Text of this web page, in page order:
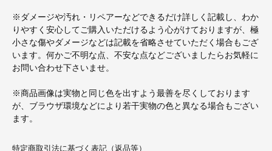
※ダメージや汚れ・リペアーなどできるだけ詳しく記載し、わか
りやすく安心してご購入いただけるよう心がけておりますが、極
小さな傷やダメージなどは記載を省略させていただく場合もござ
います。何かご不明な点、不安な点などございましたらお気軽に
お問い合わせ下さいませ。
※商品画像は実物と同じ色を出すよう最善を尽くしております
が、ブラウザ環境などにより若干実物の色と異なる場合もござい
ます。
特定商取引法に基づく表記（返品等）